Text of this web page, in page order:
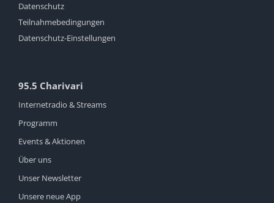
Datenschutz
Teilnahmebedingungen
Datenschutz-Einstellungen
95.5 Charivari
Internetradio & Streams
Programm
Events & Aktionen
Über uns
Unser Newsletter
Unsere neue App